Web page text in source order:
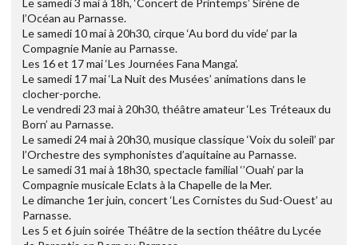
Le samedi 3 mai à 18h, ‘Concert de Printemps’ Sirène de
l’Océan au Parnasse.
Le samedi 10 mai à 20h30, cirque ‘Au bord du vide’ par la
Compagnie Manie au Parnasse.
Les 16 et 17 mai ‘Les Journées Fana Manga’.
Le samedi 17 mai ‘La Nuit des Musées’ animations dans le
clocher-porche.
Le vendredi 23 mai à 20h30, théâtre amateur ‘Les Tréteaux du
Born’ au Parnasse.
Le samedi 24 mai à 20h30, musique classique ‘Voix du soleil’ par
l’Orchestre des symphonistes d’aquitaine au Parnasse.
Le samedi 31 mai à 18h30, spectacle familial ‘’Ouah’ par la
Compagnie musicale Eclats à la Chapelle de la Mer.
Le dimanche 1er juin, concert ‘Les Cornistes du Sud-Ouest’ au
Parnasse.
Les 5 et 6 juin soirée Théâtre de la section théâtre du Lycée